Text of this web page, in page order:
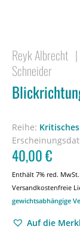
Reyk Albrecht |
Schneider
Reihe:
40,00€
Enthält 7% red. MwSt.
Versandkostenfreie
gewichtsabhängige
Auf die